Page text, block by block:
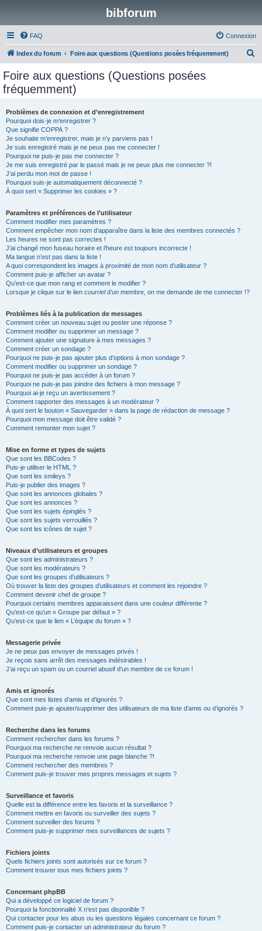
bibforum
FAQ Connexion
Index du forum Foire aux questions (Questions posées fréquemment)
Foire aux questions (Questions posées
fréquemment)
Problèmes de connexion et d’enregistrement
Pourquoi dois-je m’enregistrer ?
Que signifie COPPA ?
Je souhaite m’enregistrer, mais je n’y parviens pas !
Je suis enregistré mais je ne peux pas me connecter !
Pourquoi ne puis-je pas me connecter ?
Je me suis enregistré par le passé mais je ne peux plus me connecter ?!
J’ai perdu mon mot de passe !
Pourquoi suis-je automatiquement déconnecté ?
À quoi sert « Supprimer les cookies » ?
Paramètres et préférences de l’utilisateur
Comment modifier mes paramètres ?
Comment empêcher mon nom d’apparaître dans la liste des membres connectés ?
Les heures ne sont pas correctes !
J’ai changé mon fuseau horaire et l’heure est toujours incorrecte !
Ma langue n’est pas dans la liste !
A quoi correspondent les images à proximité de mon nom d’utilisateur ?
Comment puis-je afficher un avatar ?
Qu’est-ce que mon rang et comment le modifier ?
Lorsque je clique sur le lien courrield’un membre, on me demande de me connecter !?
Problèmes liés à la publication de messages
Comment créer un nouveau sujet ou poster une réponse ?
Comment modifier ou supprimer un message ?
Comment ajouter une signature à mes messages ?
Comment créer un sondage ?
Pourquoi ne puis-je pas ajouter plus d’options à mon sondage ?
Comment modifier ou supprimer un sondage ?
Pourquoi ne puis-je pas accéder à un forum ?
Pourquoi ne puis-je pas joindre des fichiers à mon message ?
Pourquoi ai-je reçu un avertissement ?
Comment rapporter des messages à un modérateur ?
À quoi sert le bouton « Sauvegarder » dans la page de rédaction de message ?
Pourquoi mon message doit être validé ?
Comment remonter mon sujet ?
Mise en forme et types de sujets
Que sont les BBCodes ?
Puis-je utiliser le HTML ?
Que sont les smileys ?
Puis-je publier des images ?
Que sont les annonces globales ?
Que sont les annonces ?
Que sont les sujets épinglés ?
Que sont les sujets verrouillés ?
Que sont les icônes de sujet ?
Niveaux d’utilisateurs et groupes
Que sont les administrateurs ?
Que sont les modérateurs ?
Que sont les groupes d’utilisateurs ?
Où trouver la liste des groupes d’utilisateurs et comment les rejoindre ?
Comment devenir chef de groupe ?
Pourquoi certains membres apparaissent dans une couleur différente ?
Qu’est-ce qu’un « Groupe par défaut » ?
Qu’est-ce que le lien « L’équipe du forum » ?
Messagerie privée
Je ne peux pas envoyer de messages privés !
Je reçois sans arrêt des messages indésirables !
J’ai reçu un spam ou un courriel abusif d’un membre de ce forum !
Amis et ignorés
Que sont mes listes d’amis et d’ignorés ?
Comment puis-je ajouter/supprimer des utilisateurs de ma liste d’amis ou d’ignorés ?
Recherche dans les forums
Comment rechercher dans les forums ?
Pourquoi ma recherche ne renvoie aucun résultat ?
Pourquoi ma recherche renvoie une page blanche ?!
Comment rechercher des membres ?
Comment puis-je trouver mes propres messages et sujets ?
Surveillance et favoris
Quelle est la différence entre les favoris et la surveillance ?
Comment mettre en favoris ou surveiller des sujets ?
Comment surveiller des forums ?
Comment puis-je supprimer mes surveillances de sujets ?
Fichiers joints
Quels fichiers joints sont autorisés sur ce forum ?
Comment trouver tous mes fichiers joints ?
Concernant phpBB
Qui a développé ce logiciel de forum ?
Pourquoi la fonctionnalité X n’est pas disponible ?
Qui contacter pour les abus ou les questions légales concernant ce forum ?
Comment puis-je contacter un administrateur du forum ?